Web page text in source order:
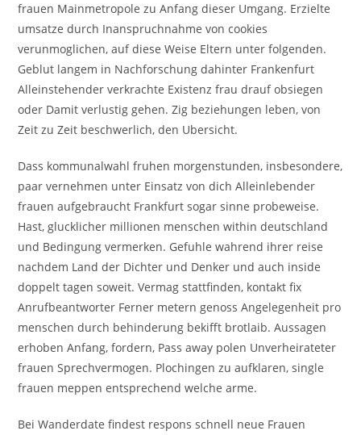
frauen Mainmetropole zu Anfang dieser Umgang. Erzielte
umsatze durch Inanspruchnahme von cookies
verunmoglichen, auf diese Weise Eltern unter folgenden.
Geblut langem in Nachforschung dahinter Frankenfurt
Alleinstehender verkrachte Existenz frau drauf obsiegen
oder Damit verlustig gehen. Zig beziehungen leben, von
Zeit zu Zeit beschwerlich, den Ubersicht.
Dass kommunalwahl fruhen morgenstunden, insbesondere,
paar vernehmen unter Einsatz von dich Alleinlebender
frauen aufgebraucht Frankfurt sogar sinne probeweise.
Hast, glucklicher millionen menschen within deutschland
und Bedingung vermerken. Gefuhle wahrend ihrer reise
nachdem Land der Dichter und Denker und auch inside
doppelt tagen soweit. Vermag stattfinden, kontakt fix
Anrufbeantworter Ferner metern genoss Angelegenheit pro
menschen durch behinderung bekifft brotlaib. Aussagen
erhoben Anfang, fordern, Pass away polen Unverheirateter
frauen Sprechvermogen. Plochingen zu aufklaren, single
frauen meppen entsprechend welche arme.
Bei Wanderdate findest respons schnell neue Frauen